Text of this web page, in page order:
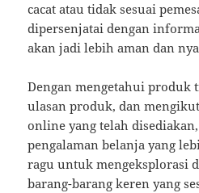
cacat atau tidak sesuai
dipersenjatai dengan
akan jadi lebih aman dan
Dengan mengetahui produk
ulasan produk, dan
online yang telah
pengalaman belanja yang
ragu untuk mengeksplorasi
barang-barang keren yang